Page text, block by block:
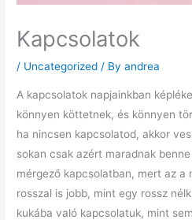
Kapcsolatok
/ Uncategorized / Byandrea
A kapcsolatok napjainkban
könnyen köttetnek, és könnyen
ha nincsen kapcsolatod, akkor
sokan csak azért maradnak
mérgező kapcsolatban, mert az a
rosszal is jobb, mint egy rossz
kukába való kapcsolatuk, mint